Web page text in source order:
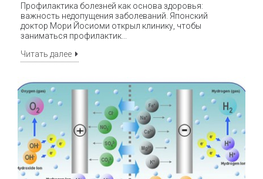
Профилактика болезней как основа здоровья:
важность недопущения заболеваний. Японский
доктор Мори Йосиоми открыл клинику, чтобы
заниматься профилактик...
Читать далее